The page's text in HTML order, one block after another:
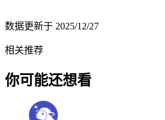
数据更新于 2025/12/27
相关推荐
你可能还想看